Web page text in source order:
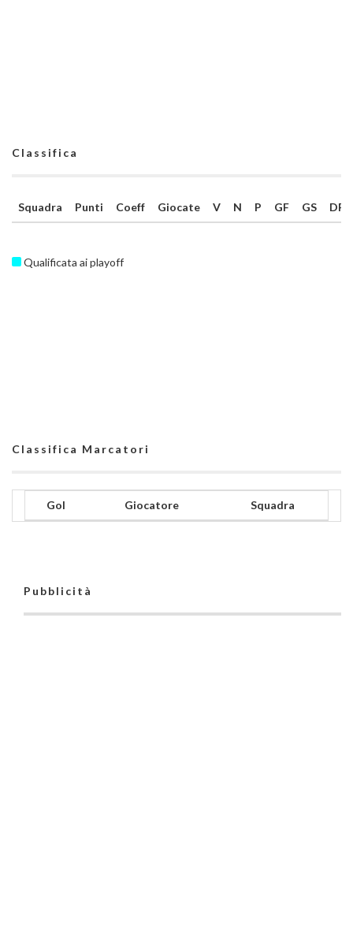
Classifica
Squadra Punti Coeff Giocate V N P GF GS DR
Qualificata ai playoff
Classifica Marcatori
Gol Giocatore Squadra
Pubblicità